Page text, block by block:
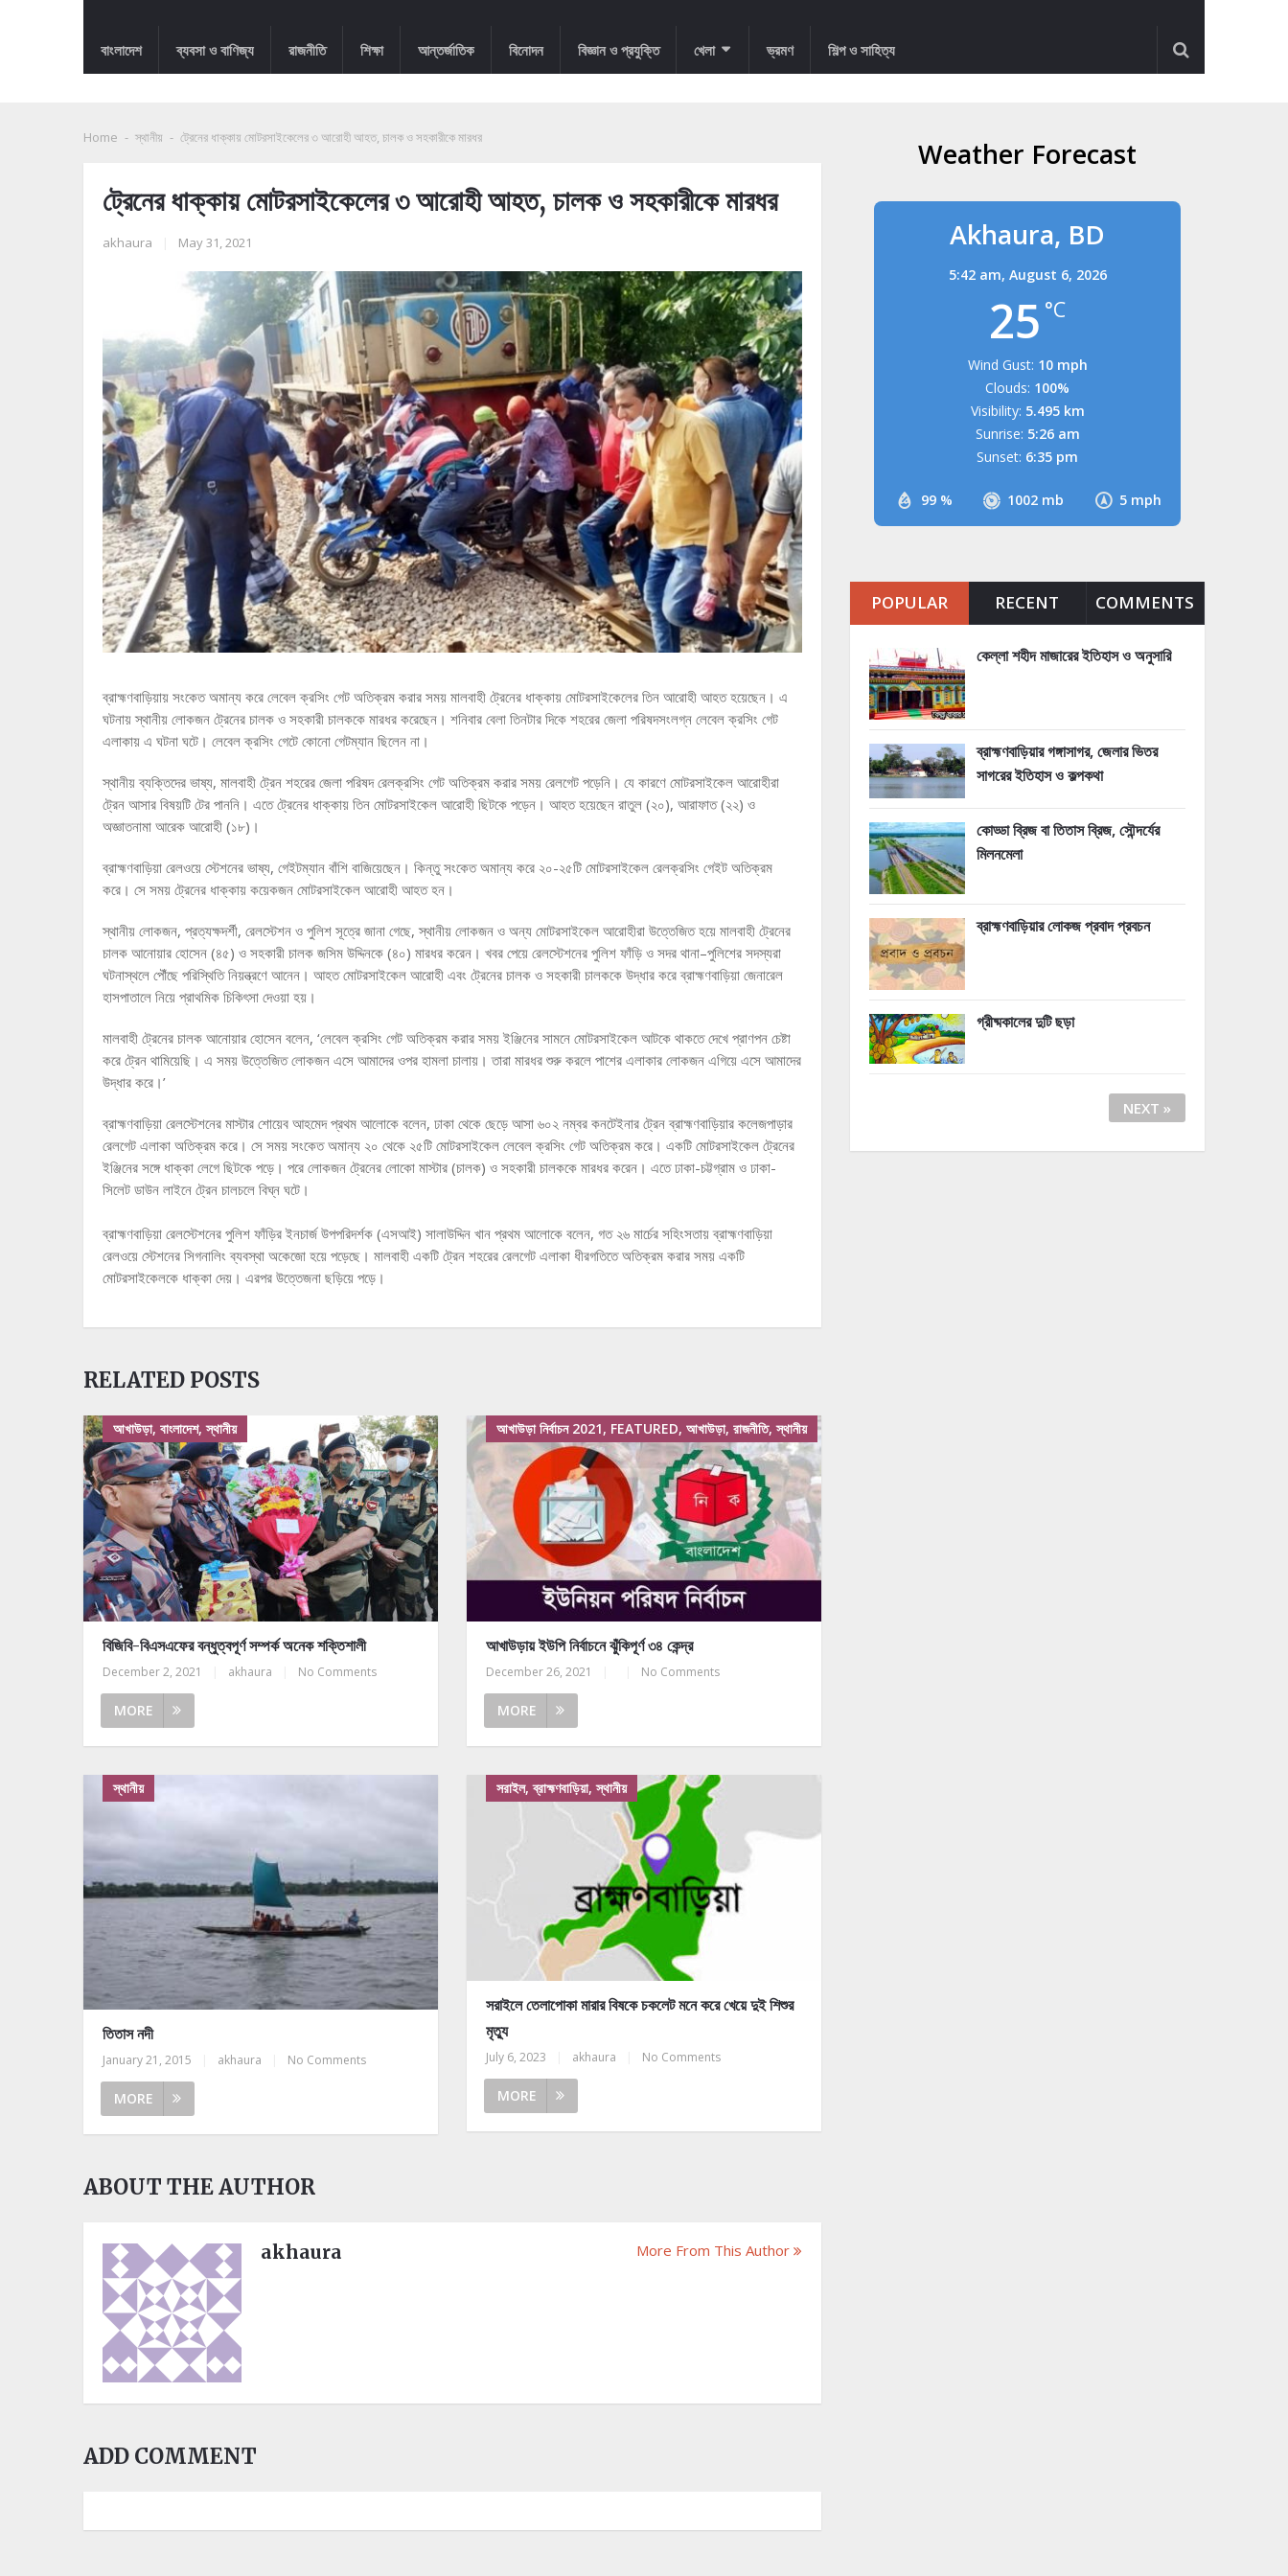
বাংলাদেশ ব্যবসা ও বাণিজ্য রাজনীতি শিক্ষা আন্তর্জাতিক বিনোদন বিজ্ঞান ও প্রযুক্তি খেলা ভ্রমণ শিল্প ও সাহিত্য
Home - স্থানীয় - ট্রেনের ধাক্কায় মোটরসাইকেলের ৩ আরোহী আহত, চালক ও সহকারীকে মারধর
ট্রেনের ধাক্কায় মোটরসাইকেলের ৩ আরোহী আহত, চালক ও সহকারীকে মারধর
akhaura May 31, 2021
ব্রাহ্মণবাড়িয়ায় সংকেত অমান্য করে লেবেল ক্রসিং গেট অতিক্রম করার সময় মালবাহী ট্রেনের ধাক্কায় মোটরসাইকেলের তিন আরোহী আহত হয়েছেন। এ
ঘটনায় স্থানীয় লোকজন ট্রেনের চালক ও সহকারী চালককে মারধর করেছেন। শনিবার বেলা তিনটার দিকে শহরের জেলা পরিষদসংলগ্ন লেবেল ক্রসিং গেট
এলাকায় এ ঘটনা ঘটে। লেবেল ক্রসিং গেটে কোনো গেটম্যান ছিলেন না।
স্থানীয় ব্যক্তিদের ভাষ্য, মালবাহী ট্রেন শহরের জেলা পরিষদ রেলক্রসিং গেট অতিক্রম করার সময় রেলগেট পড়েনি। যে কারণে মোটরসাইকেল আরোহীরা
ট্রেন আসার বিষয়টি টের পাননি। এতে ট্রেনের ধাক্কায় তিন মোটরসাইকেল আরোহী ছিটকে পড়েন। আহত হয়েছেন রাতুল (২০), আরাফাত (২২) ও
অজ্ঞাতনামা আরেক আরোহী (১৮)।
ব্রাহ্মণবাড়িয়া রেলওয়ে স্টেশনের ভাষ্য, গেইটম্যান বাঁশি বাজিয়েছেন। কিন্তু সংকেত অমান্য করে ২০-২৫টি মোটরসাইকেল রেলক্রসিং গেইট অতিক্রম
করে। সে সময় ট্রেনের ধাক্কায় কয়েকজন মোটরসাইকেল আরোহী আহত হন।
স্থানীয় লোকজন, প্রত্যক্ষদর্শী, রেলস্টেশন ও পুলিশ সূত্রে জানা গেছে, স্থানীয় লোকজন ও অন্য মোটরসাইকেল আরোহীরা উত্তেজিত হয়ে মালবাহী ট্রেনের
চালক আনোয়ার হোসেন (৪৫) ও সহকারী চালক জসিম উদ্দিনকে (৪০) মারধর করেন। খবর পেয়ে রেলস্টেশনের পুলিশ ফাঁড়ি ও সদর থানা–পুলিশের সদস্যরা
ঘটনাস্থলে পৌঁছে পরিস্থিতি নিয়ন্ত্রণে আনেন। আহত মোটরসাইকেল আরোহী এবং ট্রেনের চালক ও সহকারী চালককে উদ্ধার করে ব্রাহ্মণবাড়িয়া জেনারেল
হাসপাতালে নিয়ে প্রাথমিক চিকিৎসা দেওয়া হয়।
মালবাহী ট্রেনের চালক আনোয়ার হোসেন বলেন, ‘লেবেল ক্রসিং গেট অতিক্রম করার সময় ইঞ্জিনের সামনে মোটরসাইকেল আটকে থাকতে দেখে প্রাণপন চেষ্টা
করে ট্রেন থামিয়েছি। এ সময় উত্তেজিত লোকজন এসে আমাদের ওপর হামলা চালায়। তারা মারধর শুরু করলে পাশের এলাকার লোকজন এগিয়ে এসে আমাদের
উদ্ধার করে।’
ব্রাহ্মণবাড়িয়া রেলস্টেশনের মাস্টার শোয়েব আহমেদ প্রথম আলোকে বলেন, ঢাকা থেকে ছেড়ে আসা ৬০২ নম্বর কনটেইনার ট্রেন ব্রাহ্মণবাড়িয়ার কলেজপাড়ার
রেলগেট এলাকা অতিক্রম করে। সে সময় সংকেত অমান্য ২০ থেকে ২৫টি মোটরসাইকেল লেবেল ক্রসিং গেট অতিক্রম করে। একটি মোটরসাইকেল ট্রেনের
ইঞ্জিনের সঙ্গে ধাক্কা লেগে ছিটকে পড়ে। পরে লোকজন ট্রেনের লোকো মাস্টার (চালক) ও সহকারী চালককে মারধর করেন। এতে ঢাকা-চট্টগ্রাম ও ঢাকা-
সিলেট ডাউন লাইনে ট্রেন চালচলে বিঘ্ন ঘটে।
ব্রাহ্মণবাড়িয়া রেলস্টেশনের পুলিশ ফাঁড়ির ইনচার্জ উপপরিদর্শক (এসআই) সালাউদ্দিন খান প্রথম আলোকে বলেন, গত ২৬ মার্চের সহিংসতায় ব্রাহ্মণবাড়িয়া
রেলওয়ে স্টেশনের সিগনালিং ব্যবস্থা অকেজো হয়ে পড়েছে। মালবাহী একটি ট্রেন শহরের রেলগেট এলাকা ধীরগতিতে অতিক্রম করার সময় একটি
মোটরসাইকেলকে ধাক্কা দেয়। এরপর উত্তেজনা ছড়িয়ে পড়ে।
RELATED POSTS
আখাউড়া, বাংলাদেশ, স্থানীয়
বিজিবি-বিএসএফের বন্ধুত্বপূর্ণ সম্পর্ক অনেক শক্তিশালী
December 2, 2021 akhaura No Comments
MORE
আখাউড়া নির্বাচন 2021, FEATURED, আখাউড়া, রাজনীতি, স্থানীয়
আখাউড়ায় ইউপি নির্বাচনে ঝুঁকিপূর্ণ ৩৪ কেন্দ্র
December 26, 2021 No Comments
MORE
স্থানীয়
তিতাস নদী
January 21, 2015 akhaura No Comments
MORE
সরাইল, ব্রাহ্মণবাড়িয়া, স্থানীয়
সরাইলে তেলাপোকা মারার বিষকে চকলেট মনে করে খেয়ে দুই শিশুর
মৃত্যু
July 6, 2023 akhaura No Comments
MORE
ABOUT THE AUTHOR
akhaura More From This Author
ADD COMMENT
Weather Forecast
Akhaura, BD
5:42 am, August 6, 2026
25 °C
99 % 1002 mb 5 mph
Wind Gust: 10 mph
Clouds: 100%
Visibility: 5.495 km
Sunrise: 5:26 am
Sunset: 6:35 pm
POPULAR RECENT COMMENTS
কেল্লা শহীদ মাজারের ইতিহাস ও অনুসারি
ব্রাহ্মণবাড়িয়ার গঙ্গাসাগর, জেলার ভিতর
সাগরের ইতিহাস ও কল্পকথা
কোড্ডা ব্রিজ বা তিতাস ব্রিজ, সৌন্দর্যের
মিলনমেলা
ব্রাহ্মণবাড়িয়ার লোকজ প্রবাদ প্রবচন
গ্রীষ্মকালের দুটি ছড়া
NEXT »